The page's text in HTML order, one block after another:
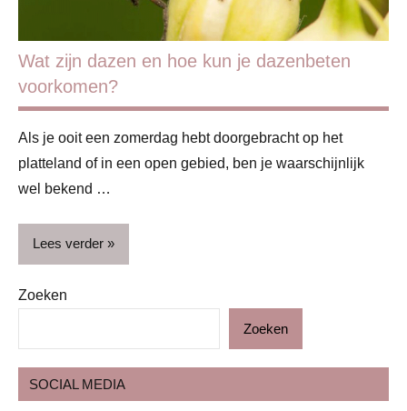
Wat zijn dazen en hoe kun je dazenbeten
voorkomen?
Als je ooit een zomerdag hebt doorgebracht op het
platteland of in een open gebied, ben je waarschijnlijk
wel bekend …
Lees verder
Blog
Gezondheid
Huis &
Zoeken
Zoeken
SOCIAL MEDIA